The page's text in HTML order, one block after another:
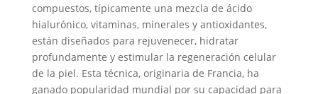
compuestos, típicamente una mezcla de ácido
hialurónico, vitaminas, minerales y antioxidantes,
están diseñados para rejuvenecer, hidratar
profundamente y estimular la regeneración celular
de la piel. Esta técnica, originaria de Francia, ha
ganado popularidad mundial por su capacidad para